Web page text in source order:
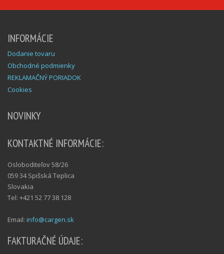
INFORMÁCIE
Dodanie tovaru
Obchodné podmienky
REKLAMAČNÝ PORIADOK
Cookies
NOVINKY
KONTAKTNÉ INFORMÁCIE:
Osloboditeľov 58/26
059 34 Spišská Teplica
Slovakia
Tel: +421 52 77 38 128
Email: info@cargen.sk
FAKTURAČNÉ ÚDAJE: